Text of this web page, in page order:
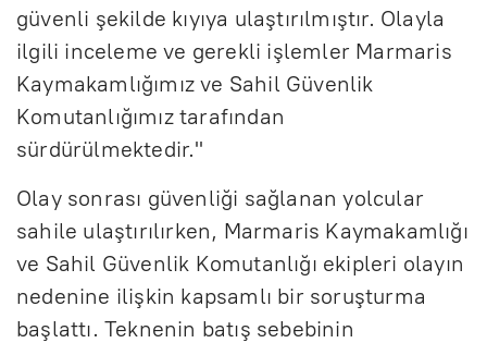
güvenli şekilde kıyıya ulaştırılmıştır. Olayla
ilgili inceleme ve gerekli işlemler Marmaris
Kaymakamlığımız ve Sahil Güvenlik
Komutanlığımız tarafından
sürdürülmektedir."
Olay sonrası güvenliği sağlanan yolcular
sahile ulaştırılırken, Marmaris Kaymakamlığı
ve Sahil Güvenlik Komutanlığı ekipleri olayın
nedenine ilişkin kapsamlı bir soruşturma
başlattı. Teknenin batış sebebinin